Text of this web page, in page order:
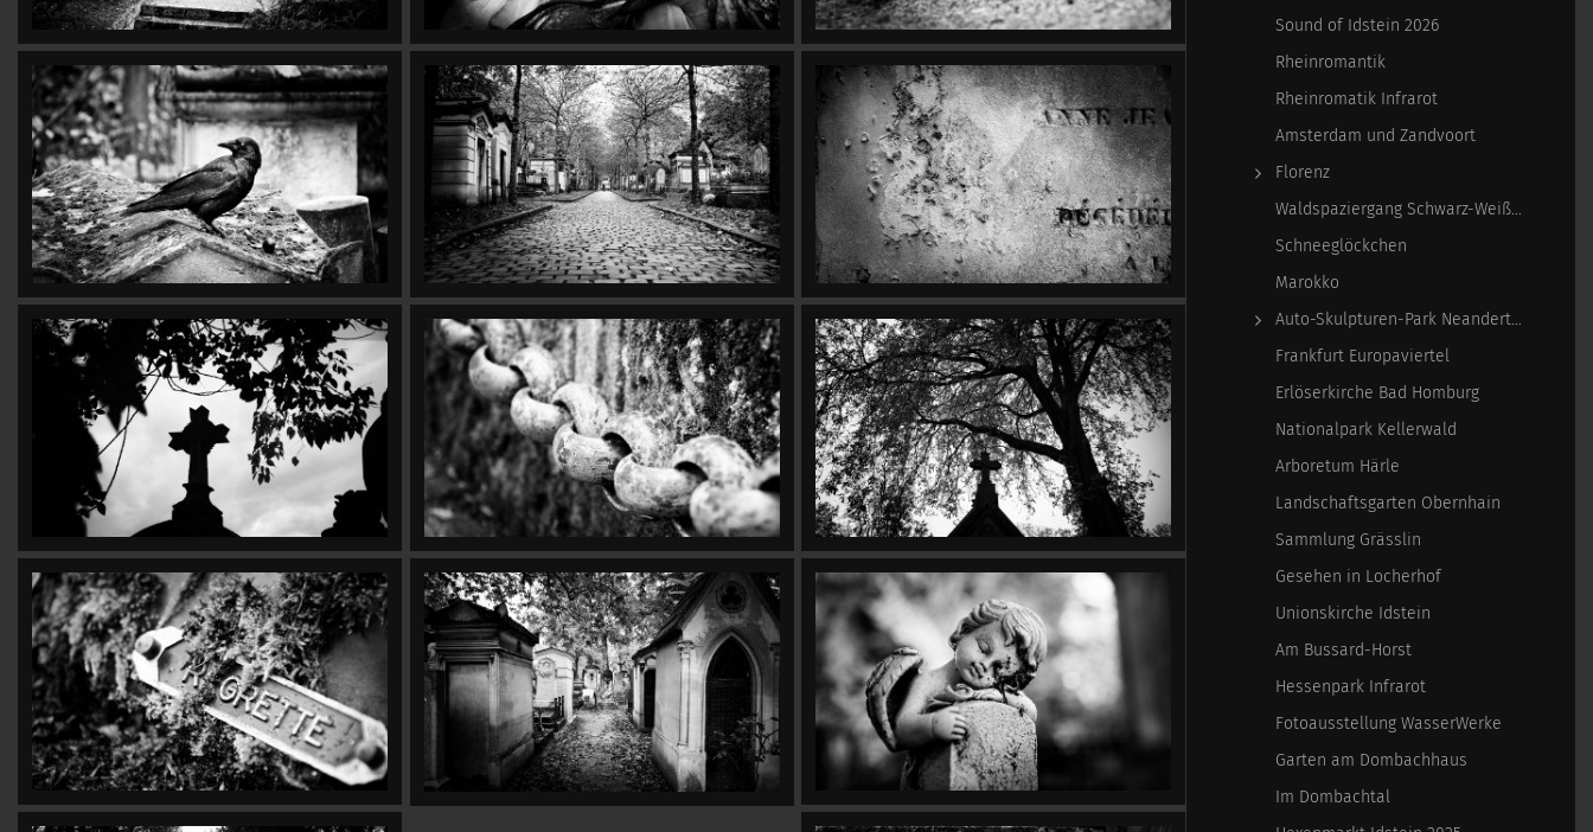
Sound of Idstein 2026
Rheinromantik
Rheinromatik Infrarot
Amsterdam und Zandvoort
Florenz
Waldspaziergang Schwarz-Weiß-Infrarot
Schneeglöckchen
Marokko
Auto-Skulpturen-Park Neandertal
Frankfurt Europaviertel
Erlöserkirche Bad Homburg
Nationalpark Kellerwald
Arboretum Härle
Landschaftsgarten Obernhain
Sammlung Grässlin
Gesehen in Locherhof
Unionskirche Idstein
Am Bussard-Horst
Hessenpark Infrarot
Fotoausstellung WasserWerke
Garten am Dombachhaus
Im Dombachtal